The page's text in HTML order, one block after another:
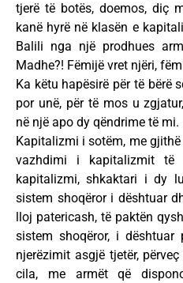
tjerë të botës, doemos, diç
kanë hyrë në klasën e
Balili nga një prodhues
Madhe?! Fëmijë vret njëri,
Ka këtu hapësirë për të bërë
por unë, për të mos u
në një apo dy qëndrime të mi.
Kapitalizmi i sotëm, me
vazhdimi i kapitalizmit të
kapitalizmi, shkaktari i dy
sistem shoqëror i dështuar
lloj patericash, të paktën
sistem shoqëror, i
njerëzimit asgjë tjetër,
cila, me armët që